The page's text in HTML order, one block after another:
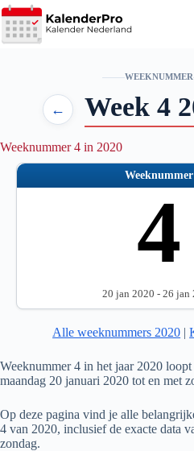
Ga
naar
de
WEEKNUMMER
← Week 4
Weeknummer 4 in 2020
Weeknummer
4
20 jan 2020 - 26 jan
Alle weeknummers 2020 |
Weeknummer 4 in het jaar 2020
maandag 20 januari 2020 tot en met
Op deze pagina vind je alle
4 van 2020, inclusief de exacte data
zondag.